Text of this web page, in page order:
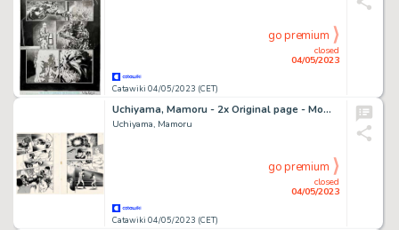
Catawiki 04/05/2023 (CET)
closed
04/05/2023
go premium
Uchiyama, Mamoru - 2x Original page - Momo Taro Boxing - (1988)
Uchiyama, Mamoru
Catawiki 04/05/2023 (CET)
closed
04/05/2023
go premium